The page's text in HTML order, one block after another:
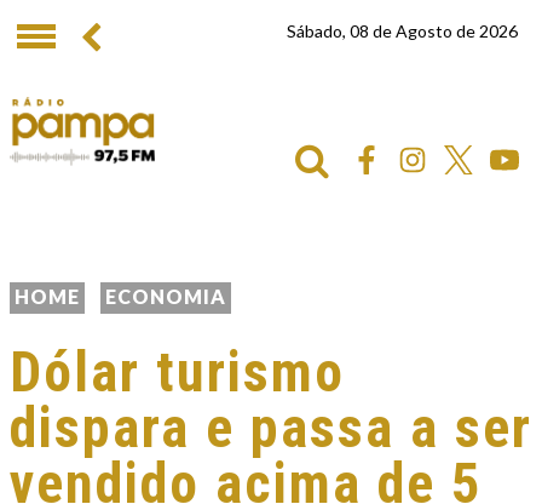
Sábado, 08 de Agosto de 2026
HOME ECONOMIA
Dólar turismo
dispara e passa a ser
vendido acima de 5